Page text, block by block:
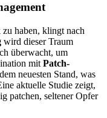
haben, klingt nach
wird dieser Traum
überwacht, um
mit Patch-
neuesten Stand, was
aktuelle Studie zeigt,
patchen, seltener Opfer